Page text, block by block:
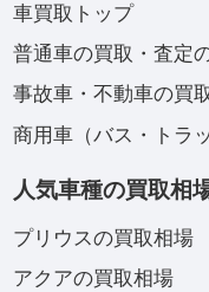
車買取トップ
普通車の買取・査定
事故車・不動車の買
商用車（バス・トラ
人気車種の買取相
プリウスの買取相場
アクアの買取相場